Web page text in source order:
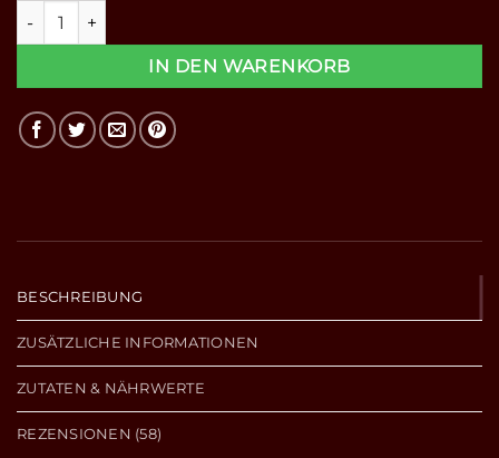
100% Sanddornsaft - Direktsaft 0,7l Menge
IN DEN WARENKORB
BESCHREIBUNG
ZUSÄTZLICHE INFORMATIONEN
ZUTATEN & NÄHRWERTE
REZENSIONEN (58)